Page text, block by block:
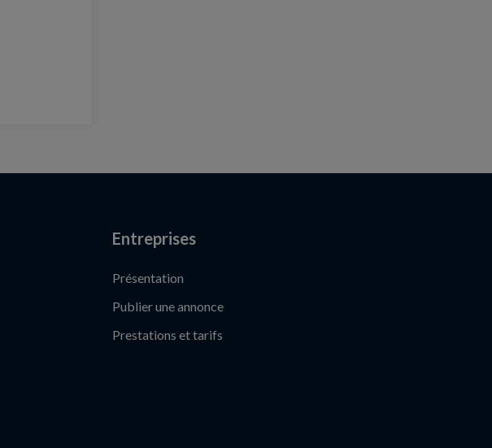
Entreprises
Présentation
Publier une annonce
Prestations et tarifs